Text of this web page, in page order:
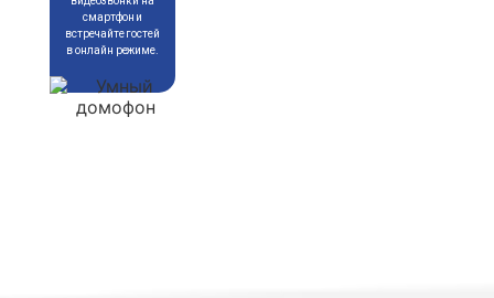
Принимайте
видеозвонки на
смартфон и
встречайте гостей